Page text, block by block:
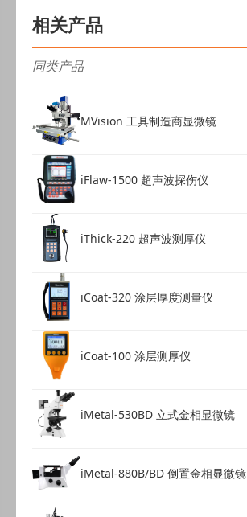
相关产品
同类产品
MVision 工具制造商显微镜
iFlaw-1500 超声波探伤仪
iThick-220 超声波测厚仪
iCoat-320 涂层厚度测量仪
iCoat-100 涂层测厚仪
iMetal-530BD 立式金相显微镜
iMetal-880B/BD 倒置金相显微镜